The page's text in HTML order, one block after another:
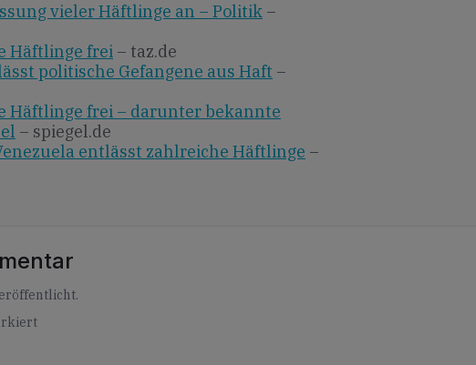
vieler Häftlinge an – Politik –
Häftlinge frei – taz.de
politische Gefangene aus Haft –
Häftlinge frei – darunter bekannte
– spiegel.de
entlässt zahlreiche Häftlinge –